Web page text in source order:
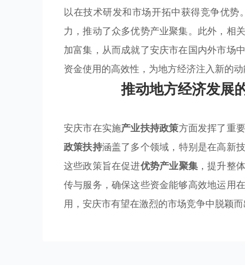
以在技术研发和市场开拓中获得竞争优
力，推动了众多优势产业聚集。此外，相
加富集，从而成就了安庆市在国内外市场
资金使用的高效性，为地方经济注入新的动
推动地方经济发展
安庆市在实施产业扶持政策方面发挥了重
政策扶持涵盖了多个领域，特别是在高新
这些政策旨在促进优势产业聚集，提升整
传与服务，确保这些资金能够高效地运用
用，安庆市有望在激烈的市场竞争中脱颖而